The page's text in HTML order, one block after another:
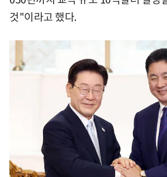
것"이라고 했다.